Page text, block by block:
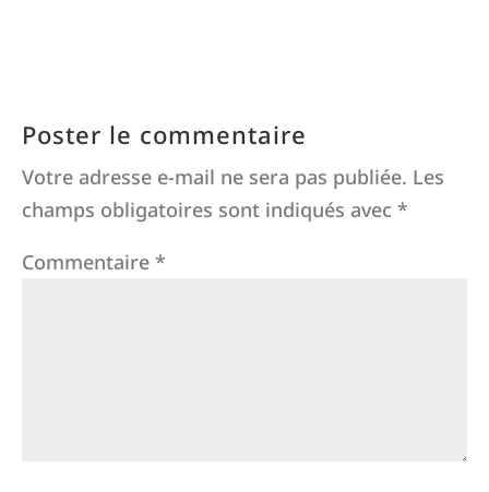
Poster le commentaire
Votre adresse e-mail ne sera pas publiée. Les
champs obligatoires sont indiqués avec *
Commentaire *